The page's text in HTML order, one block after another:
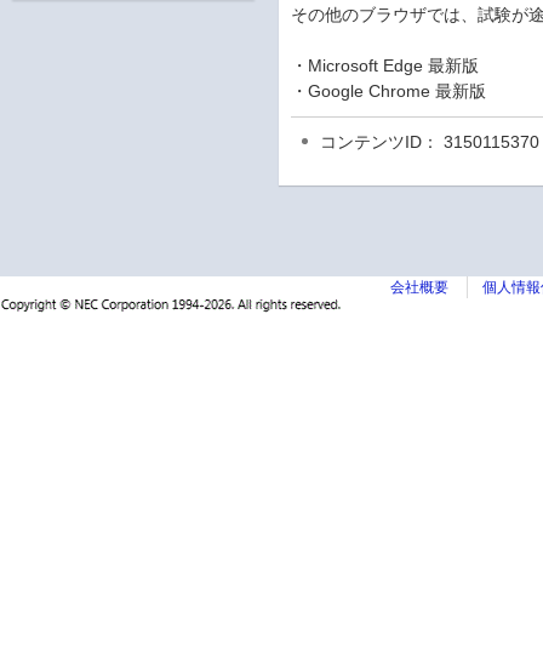
その他のブラウザでは、試験が
・Microsoft Edge 最新版
・Google Chrome 最新版
コンテンツID： 3150115370
会社概要 個人情